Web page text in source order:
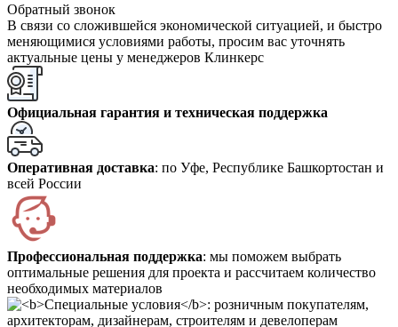
Обратный звонок
В связи со сложившейся экономической ситуацией, и быстро
меняющимися условиями работы, просим вас уточнять
актуальные цены у менеджеров Клинкерс
Официальная гарантия и техническая поддержка
Оперативная доставка: по Уфе, Республике Башкортостан и
всей России
Профессиональная поддержка: мы поможем выбрать
оптимальные решения для проекта и рассчитаем количество
необходимых материалов